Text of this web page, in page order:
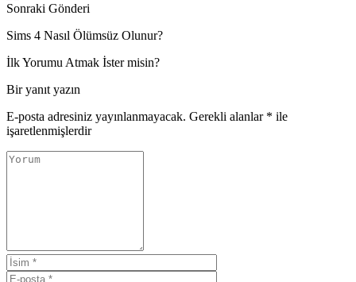
Sonraki Gönderi
Sims 4 Nasıl Ölümsüz Olunur?
İlk Yorumu Atmak İster misin?
Bir yanıt yazın
E-posta adresiniz yayınlanmayacak. Gerekli alanlar * ile
işaretlenmişlerdir